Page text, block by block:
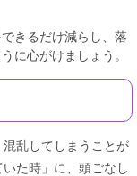
きるだけ減らし、落
に心がけましょう。
乱してしまうことが
た時」に、頭ごなし